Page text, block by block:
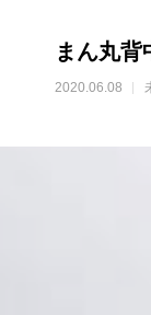
まん丸背
2020.06.08